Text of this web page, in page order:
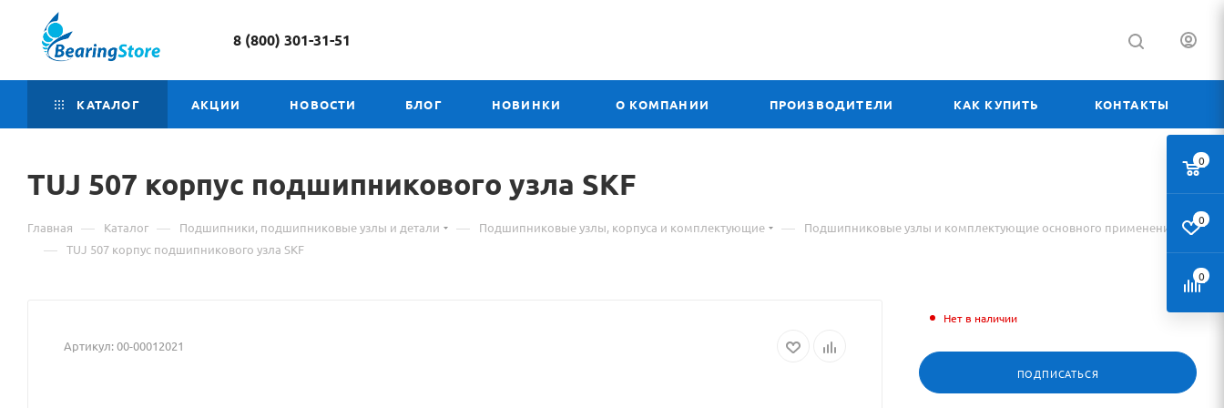
8 (800) 301-31-51
КАТАЛОГ АКЦИИ НОВОСТИ БЛОГ НОВИНКИ О КОМПАНИИ ПРОИЗВОДИТЕЛИ КАК КУПИТЬ КОНТАКТЫ
TUJ 507 корпус подшипникового узла Материал
о
SKF
Главная — Каталог — Подшипники, подшипниковые узлы и детали — Подшипниковые узлы, корпуса и комплектующие — Подшипниковые узлы и комплектующие основного применения
— TUJ 507 корпус подшипникового узла SKF
Артикул:00-00012021
Нет в наличии
ПОДПИСАТЬСЯ
0
0
0